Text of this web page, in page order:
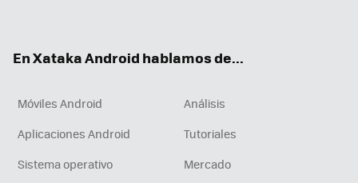
En Xataka Android hablamos de...
Móviles Android
Análisis
Aplicaciones Android
Tutoriales
Sistema operativo
Mercado